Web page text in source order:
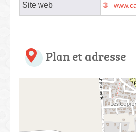
Site web
Plan et adresse